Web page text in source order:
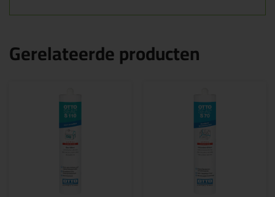
Gerelateerde producten